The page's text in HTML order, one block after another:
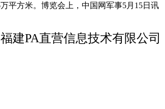
平方米。博览会上，中国网军事5月15日讯
福建PA直营信息技术有限公司